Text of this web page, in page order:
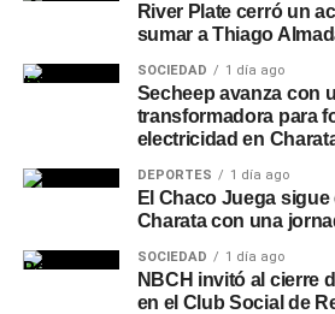
River Plate cerró un
sumar a Thiago
SOCIEDAD 1 día ago
Secheep avanza con
transformadora para
electricidad en
DEPORTES 1 día ago
El Chaco Juega sigue
Charata con una
SOCIEDAD 1 día ago
NBCH invitó al cierre
en el Club Social de